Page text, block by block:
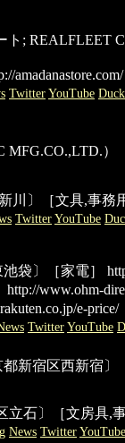
ト; REALFLEET
amadanastore.com/
Twitter YouTube
MFG.CO.,LTD.
川〕［文具,事務
Twitter YouTube
袋〕［家電］
http://www.ohm-
e-price/
Twitter YouTube
都新宿区西新宿〕
立石〕［文房具,
News Twitter YouTube